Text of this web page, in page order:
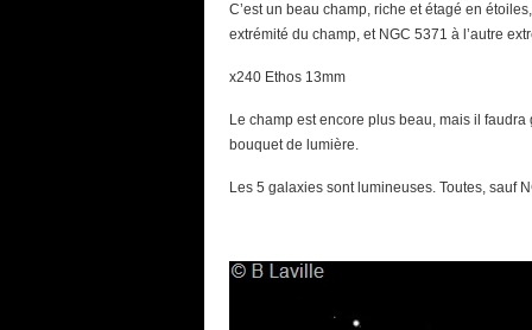
C’est un beau champ, riche et étagé en
extrémité du champ, et NGC 5371 à l’autre
x240 Ethos 13mm
Le champ est encore plus beau, mais il
bouquet de lumière.
Les 5 galaxies sont lumineuses. Toutes, sauf